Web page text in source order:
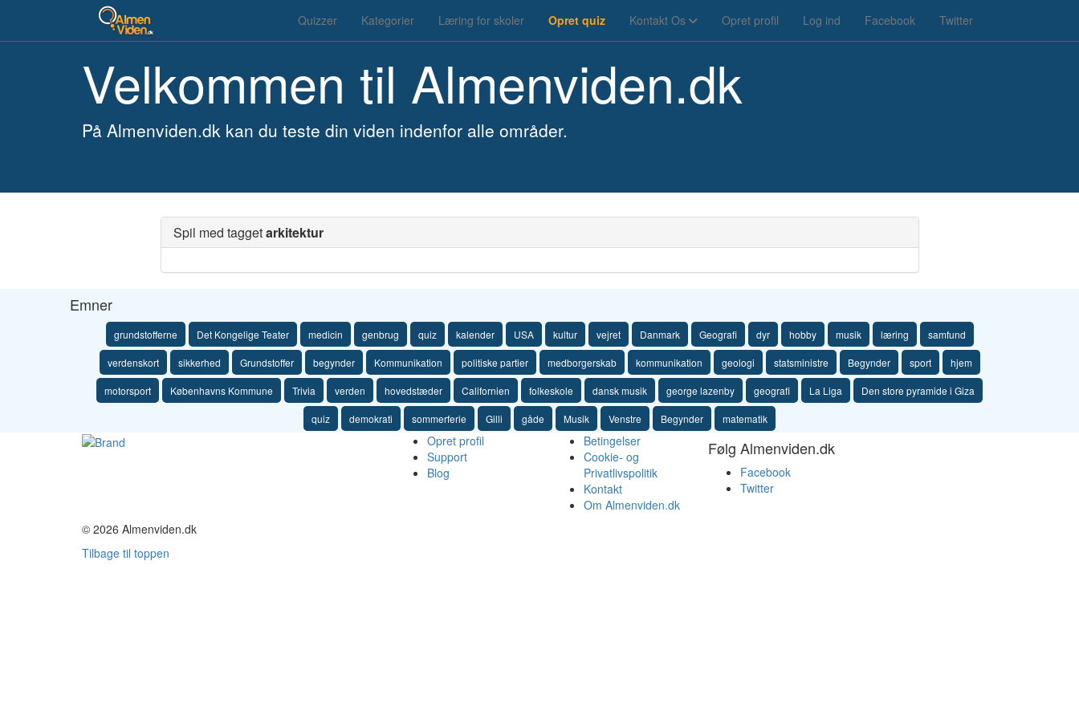
Quizzer Kategorier Læring for skoler Opret quiz Kontakt Os Opret profil Log ind Facebook Twitter
Velkommen til Almenviden.dk
På Almenviden.dk kan du teste din viden indenfor alle områder.
Spil med taggetarkitektur
Emner
grundstofferne Det Kongelige Teater medicin genbrug quiz kalender USA kultur vejret Danmark Geografi dyr hobby musik læring samfund
verdenskort sikkerhed Grundstoffer begynder Kommunikation politiske partier medborgerskab kommunikation geologi statsministre Begynder sport hjem
motorsport Københavns Kommune Trivia verden hovedstæder Californien folkeskole dansk musik george lazenby geografi La Liga Den store pyramide i Giza
quiz demokrati sommerferie Gilli gåde Musik Venstre Begynder matematik
Opret profil
Support
Blog
Betingelser
Cookie- og
Privatlivspolitik
Kontakt
Om Almenviden.dk
Følg Almenviden.dk
Facebook
Twitter
© 2026 Almenviden.dk
Tilbage til toppen